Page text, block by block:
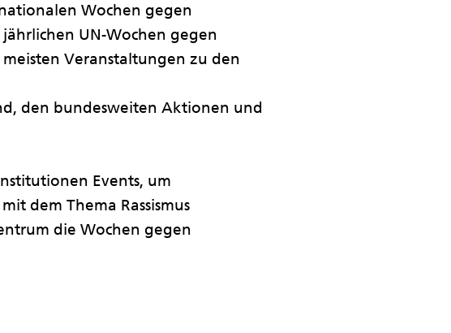
Wochen gegen
UN-Wochen gegen
Veranstaltungen zu den
den bundesweiten Aktionen und
Events, um
dem Thema Rassismus
die Wochen gegen